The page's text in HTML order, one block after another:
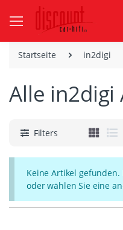
Startseite in2digi
Alle in2digi
Filters
Keine Artikel gefunden.
oder wählen Sie eine